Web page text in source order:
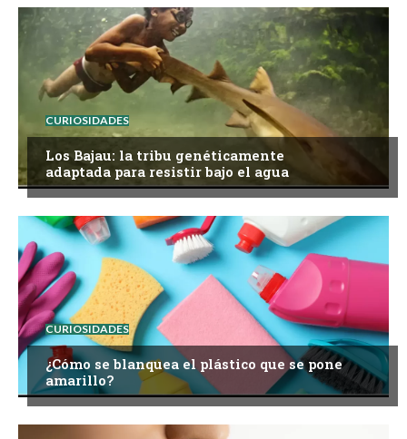
CURIOSIDADES
Los Bajau: la tribu genéticamente
adaptada para resistir bajo el agua
CURIOSIDADES
¿Cómo se blanquea el plástico que se pone
amarillo?